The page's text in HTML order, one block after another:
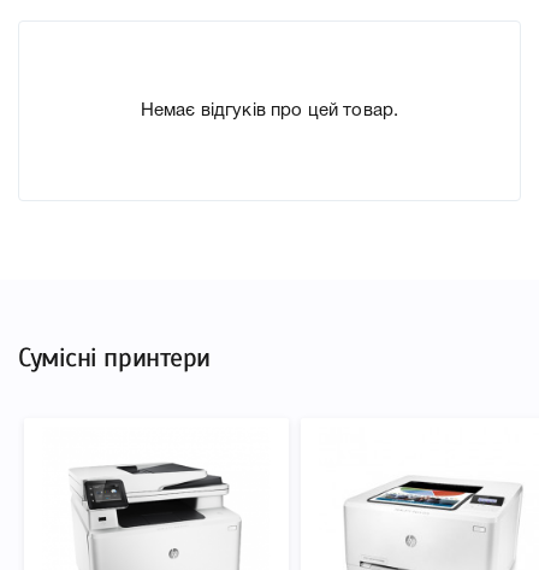
Производитель HP
друкувальної техніки, до якого підходить Картридж HP
Немає відгуків про цей товар.
Сумісні принтери